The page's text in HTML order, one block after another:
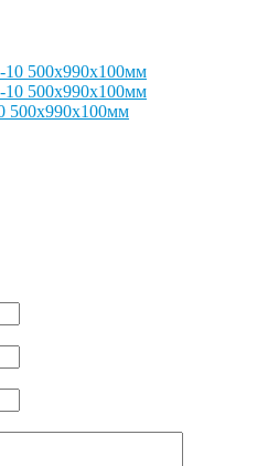
500х990х100мм